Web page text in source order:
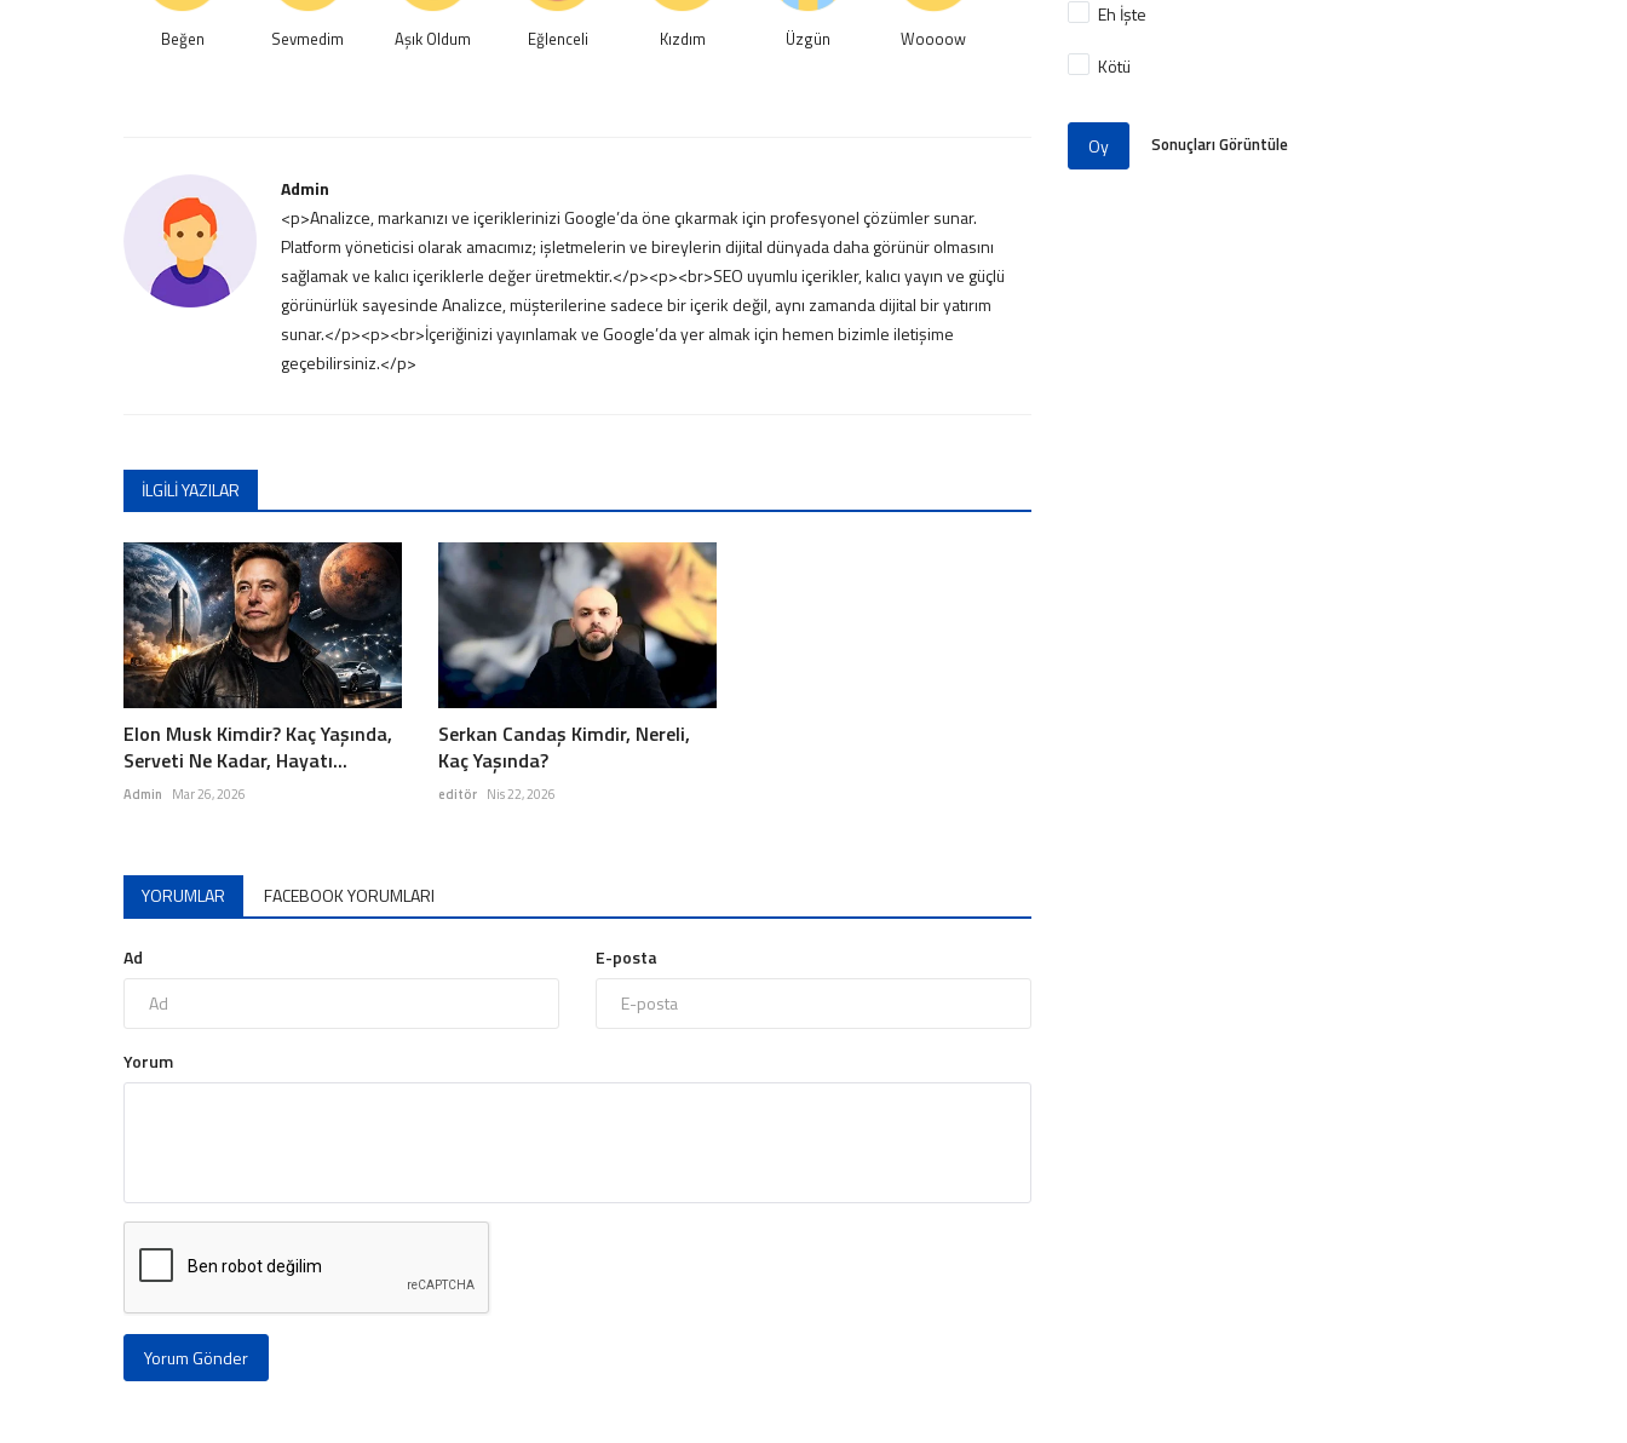
Beğen Sevmedim Aşık Oldum Eğlenceli Kızdım Üzgün Woooow
Admin
<p>Analizce, markanızı ve içeriklerinizi Google’da öne çıkarmak için profesyonel çözümler sunar.
Platform yöneticisi olarak amacımız; işletmelerin ve bireylerin dijital dünyada daha görünür olmasını
sağlamak ve kalıcı içeriklerle değer üretmektir.</p><p><br>SEO uyumlu içerikler, kalıcı yayın ve güçlü
görünürlük sayesinde Analizce, müşterilerine sadece bir içerik değil, aynı zamanda dijital bir yatırım
sunar.</p><p><br>İçeriğinizi yayınlamak ve Google’da yer almak için hemen bizimle iletişime
geçebilirsiniz.</p>
İLGILI YAZILAR
Elon Musk Kimdir? Kaç Yaşında,
Serveti Ne Kadar, Hayatı...
Admin Mar 26, 2026
Serkan Candaş Kimdir, Nereli,
Kaç Yaşında?
editör Nis 22, 2026
YORUMLAR FACEBOOK YORUMLARI
Ad E-posta
Yorum
Yorum Gönder
Eh İşte
Kötü
Oy Sonuçları Görüntüle